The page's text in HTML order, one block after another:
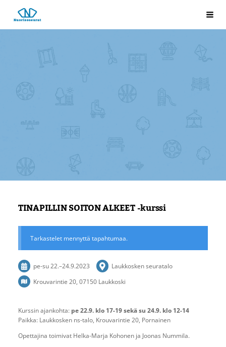
Siirry
sivun
sisältöön
Laukkosken nuorisoseura
TINAPILLIN SOITON ALKEET -kurssi
Tarkastelet mennyttä tapahtumaa.
pe-su22.–24.9.2023
Laukkosken seuratalo
Krouvarintie 20, 07150 Laukkoski
Kurssin ajankohta: pe 22.9. klo 17-19 sekä su 24.9. klo 12-14
Paikka: Laukkosken ns-talo, Krouvarintie 20, Pornainen
Opettajina toimivat Helka-Marja Kohonen ja Joonas Nummila.